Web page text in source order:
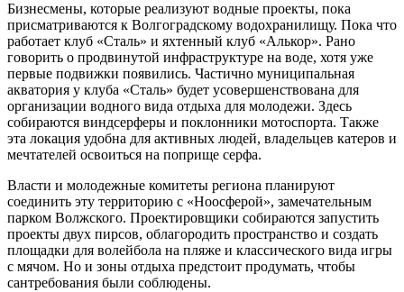
Бизнесмены, которые реализуют водные проекты, пока
присматриваются к Волгоградскому водохранилищу. Пока что
работает клуб «Сталь» и яхтенный клуб «Алькор». Рано
говорить о продвинутой инфраструктуре на воде, хотя уже
первые подвижки появились. Частично муниципальная
акватория у клуба «Сталь» будет усовершенствована для
организации водного вида отдыха для молодежи. Здесь
собираются виндсерферы и поклонники мотоспорта. Также
эта локация удобна для активных людей, владельцев катеров и
мечтателей освоиться на поприще серфа.
Власти и молодежные комитеты региона планируют
соединить эту территорию с «Ноосферой», замечательным
парком Волжского. Проектировщики собираются запустить
проекты двух пирсов, облагородить пространство и создать
площадки для волейбола на пляже и классического вида игры
с мячом. Но и зоны отдыха предстоит продумать, чтобы
сантребования были соблюдены.